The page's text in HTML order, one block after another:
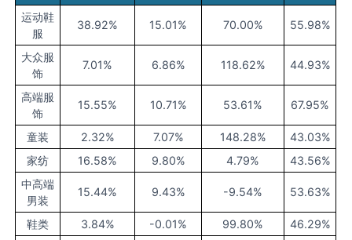
运动鞋
服
38.92% 15.01% 70.00% 55.98%
大众服
饰
7.01% 6.86% 118.62% 44.93%
高端服
饰
15.55% 10.71% 53.61% 67.95%
童装 2.32% 7.07% 148.28%
43.03%
家纺
16.58% 9.80% 4.79%
43.56%
中高端
男装
15.44% 9.43% -9.54% 53.63%
鞋类 3.84% -0.01% 99.80%
46.29%